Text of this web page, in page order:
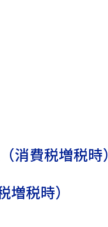
消費税増税時）
税時）